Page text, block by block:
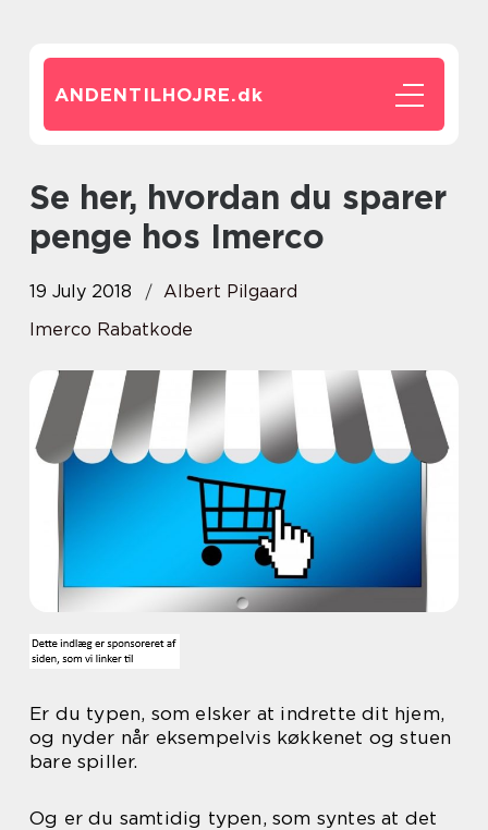
ANDENTILHOJRE.dk
Se her, hvordan du sparer
penge hos Imerco
19 July 2018
Albert Pilgaard
Imerco Rabatkode
Er du typen, som elsker at indrette dit hjem,
og nyder når eksempelvis køkkenet og stuen
bare spiller.
Og er du samtidig typen, som syntes at det